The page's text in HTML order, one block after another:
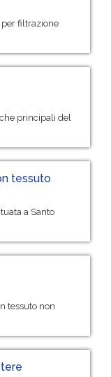
per filtrazione
principali del
tessuto
a Santo
tessuto non